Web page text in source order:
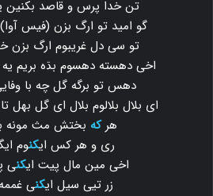
تن خدا پرس و قاصد بکنین
گو امید تو ارگ بزن (فیس
تو سی دل غریبوم ارگ بزن
اخی دهسته دهسوم بڌه بریم
دهس تو برگه گل چه با
ای بلال بلالوم بلال ای گل بهل تا
هرکه بختش مث مونه
ری و هر کس ایکنوم
اخی مین مال پیت ایکنی
زر تیی سیل ایکنی